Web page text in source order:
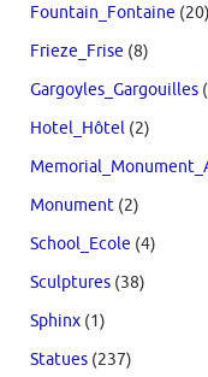
Fountain_Fontaine (20)
Frieze_Frise (8)
Gargoyles_Gargouilles
Hotel_Hôtel (2)
Monument (2)
School_Ecole (4)
Sculptures (38)
Sphinx (1)
Statues (237)